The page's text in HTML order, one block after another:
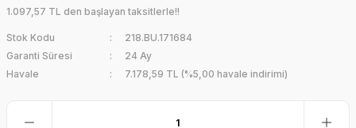
1.097,57 TL den başlayan taksitlerle!!
Stok Kodu
218.BU.171684
Garanti Süresi
24 Ay
Havale
7.178,59 TL (%5,00 havale indirimi)